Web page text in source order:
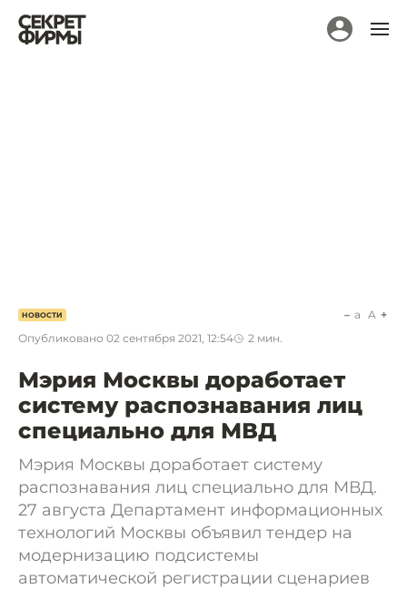
НОВОСТИ
Опубликовано 02 сентября 2021, 12:54 2 мин.
a A
Мэрия Москвы доработает
систему распознавания лиц
специально для МВД
Мэрия Москвы доработает систему
распознавания лиц специально для МВД.
27 августа Департамент информационных
технологий Москвы объявил тендер на
модернизацию подсистемы
автоматической регистрации сценариев